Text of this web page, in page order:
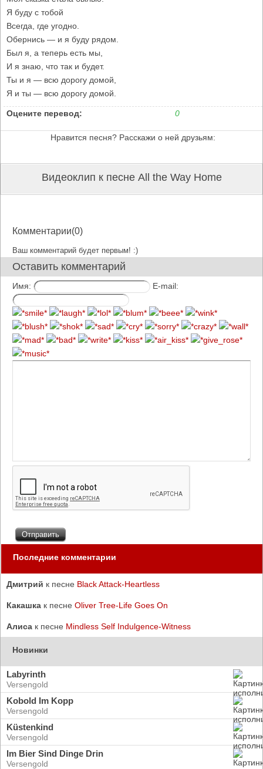
Я буду с тобой
Всегда, где угодно.
Обернись — и я буду рядом.
Был я, а теперь есть мы,
И я знаю, что так и будет.
Ты и я — всю дорогу домой,
Я и ты — всю дорогу домой.
Оцените перевод: 0
Нравится песня? Расскажи о ней друзьям:
Видеоклип к песне All the Way Home
Комментарии(0)
Ваш комментарий будет первым! :)
Оставить комментарий
Имя: E-mail:
Последние комментарии
Дмитрий к песне Black Attack-Heartless
Какашка к песне Oliver Tree-Life Goes On
Алиса к песне Mindless Self Indulgence-Witness
Новинки
Labyrinth
Versengold
Kobold Im Kopp
Versengold
Küstenkind
Versengold
Im Bier Sind Dinge Drin
Versengold